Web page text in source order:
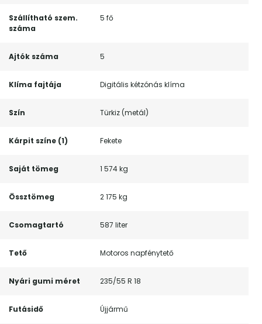
Szállítható szem.
száma
5 fő
Ajtók száma 5
Klíma fajtája Digitális kétzónás klíma
Szín Türkiz (metál)
Kárpit színe (1) Fekete
Saját tömeg 1 574 kg
Össztömeg 2 175 kg
Csomagtartó 587 liter
Tető Motoros napfénytető
Nyári gumi méret 235/55 R 18
Futásidő Újjármű